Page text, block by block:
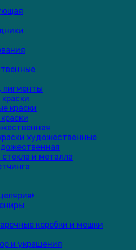
пигменты
краски
художественные
и металла
коробки и мешки
и украшения